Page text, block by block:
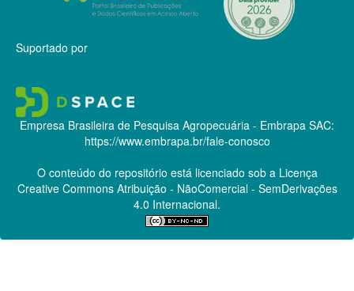
Suportado por
Empresa Brasileira de Pesquisa Agropecuária - Embrapa SAC:
https://www.embrapa.br/fale-conosco
O conteúdo do repositório está licenciado sob a Licença
Creative CommonsAtribuição - NãoComercial - SemDerivações
4.0 Internacional.